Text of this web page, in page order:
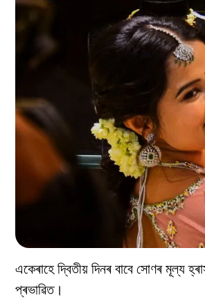
একেৰাহে দ্বিতীয় দিনৰ বাবে সোণৰ মূল্য
প্ৰভাৱিত।